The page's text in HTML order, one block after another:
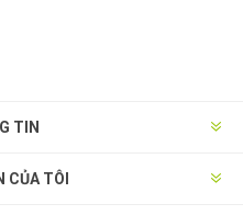
TIN
CỦA TÔI